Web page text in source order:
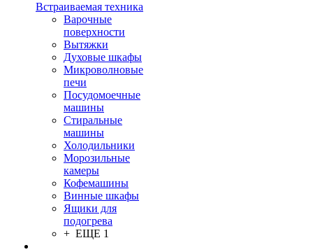
Встраиваемая техника
Варочные
поверхности
Вытяжки
Духовые шкафы
Микроволновые
печи
Посудомоечные
машины
Стиральные
машины
Холодильники
Морозильные
камеры
Кофемашины
Винные шкафы
Ящики для
подогрева
+ ЕЩЕ 1